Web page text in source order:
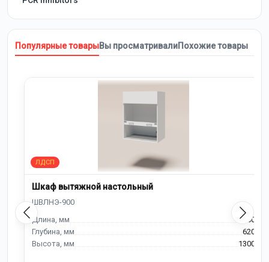
Популярные товарыВы просматривалиПохожие товары
Шкаф вытяжной настольный
900
620
1300